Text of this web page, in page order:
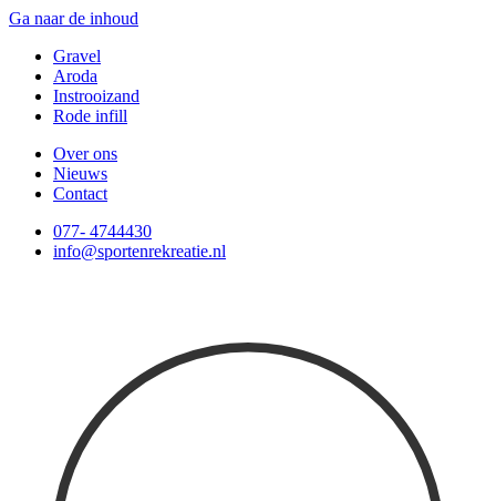
Ga naar de inhoud
Gravel
Aroda
Instrooizand
Rode infill
Over ons
Nieuws
Contact
077- 4744430
info@sportenrekreatie.nl